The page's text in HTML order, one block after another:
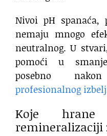
Nivoi pH spanaća,
nemaju mnogo
neutralnog. U
pomoći u
posebno
profesionalnog
Koje hrane
remineralizaciji